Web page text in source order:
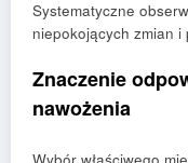
Systematyczne
niepokojących zmian i
Znaczenie
nawożenia